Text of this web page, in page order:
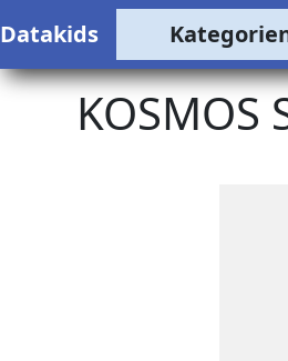
Datakids